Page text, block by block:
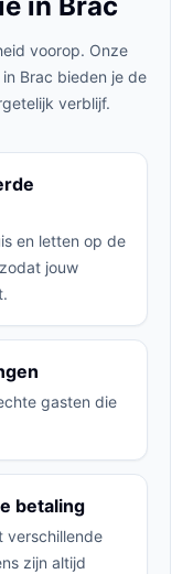
voorop. Onze
Brac bieden je de
verblijf.
en letten op de
jouw
gasten die
betaling
verschillende
zijn altijd